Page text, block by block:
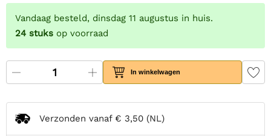
Vandaag besteld, dinsdag 11 augustus in huis.
24 stuks op voorraad
In winkelwagen
Verzonden vanaf € 3,50 (NL)